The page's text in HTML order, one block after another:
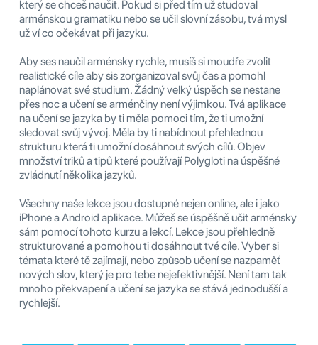
který se chceš naučit. Pokud si před tím už studoval
arménskou gramatiku nebo se učil slovní zásobu, tvá mysl
už ví co očekávat při jazyku.
Aby ses naučil arménsky rychle, musíš si moudře zvolit
realistické cíle aby sis zorganizoval svůj čas a pomohl
naplánovat své studium. Žádný velký úspěch se nestane
přes noc a učení se arménčiny není výjimkou. Tvá aplikace
na učení se jazyka by ti měla pomoci tím, že ti umožní
sledovat svůj vývoj. Měla by ti nabídnout přehlednou
strukturu která ti umožní dosáhnout svých cílů. Objev
množství triků a tipů které používají Polygloti na úspěšné
zvládnutí několika jazyků.
Všechny naše lekce jsou dostupné nejen online, ale i jako
iPhone a Android aplikace. Můžeš se úspěšně učit arménsky
sám pomocí tohoto kurzu a lekcí. Lekce jsou přehledně
strukturované a pomohou ti dosáhnout tvé cíle. Vyber si
témata které tě zajímají, nebo způsob učení se nazpaměť
nových slov, který je pro tebe nejefektivnější. Není tam tak
mnoho překvapení a učení se jazyka se stává jednodušší a
rychlejší.